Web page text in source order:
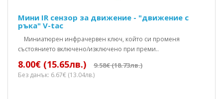
Мини IR сензор за движение - "движение с
ръка" V-tac
Mиниатюрен инфрачервен ключ, който си променя
състоянието включено/изключено при преми..
8.00€ (15.65лв.) 9.58€ (18.73лв.)
Без данък: 6.67€ (13.04лв.)